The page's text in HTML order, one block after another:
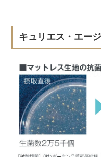
キュリエス・エー